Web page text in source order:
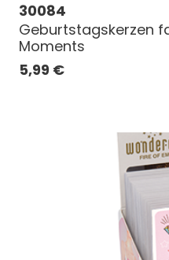
30084
Geburtstagskerzen
Moments
5,99 €